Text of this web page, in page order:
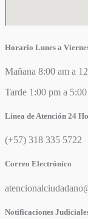
Horario Lunes a
Mañana 8:00 am a
Tarde 1:00 pm a
Línea de Atención 24
(+57) 318 335 5722
Correo Electrónico
Notificaciones